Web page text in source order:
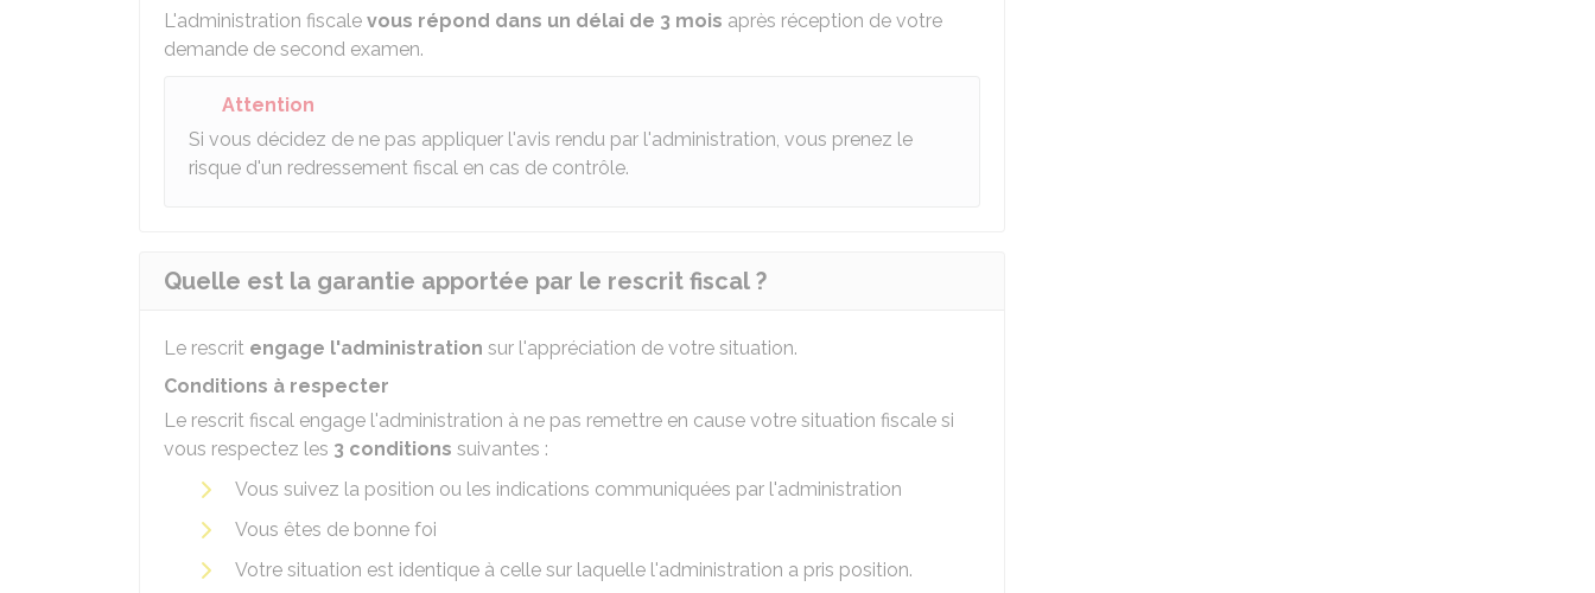
L'administration fiscale vous répond dans un délai de 3 mois après réception de votre
demande de second examen.
Attention
Si vous décidez de ne pas appliquer l'avis rendu par l'administration, vous prenez le
risque d'un redressement fiscal en cas de contrôle.
Quelle est la garantie apportée par le rescrit fiscal ?
Le rescrit engage l'administration sur l'appréciation de votre situation.
Conditions à respecter
Le rescrit fiscal engage l'administration à ne pas remettre en cause votre situation fiscale si
vous respectez les 3 conditions suivantes :
Vous suivez la position ou les indications communiquées par l'administration
Vous êtes de bonne foi
Votre situation est identique à celle sur laquelle l'administration a pris position.